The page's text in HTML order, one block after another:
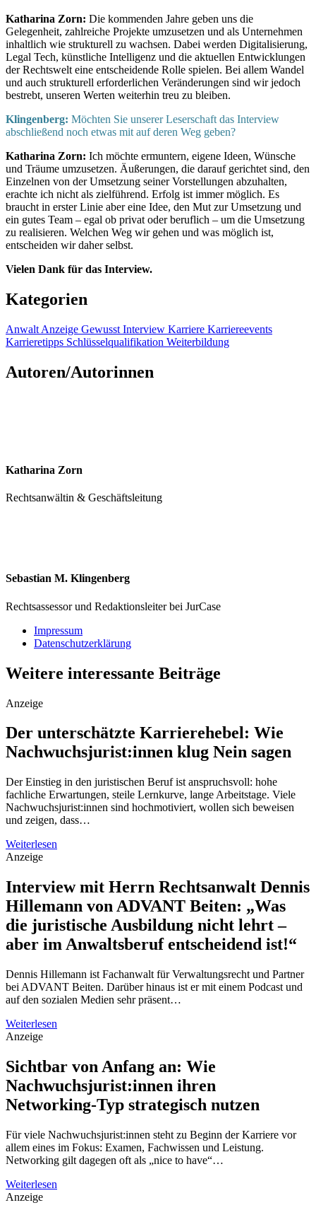
Katharina Zorn: Die kommenden Jahre geben uns die
Gelegenheit, zahlreiche Projekte umzusetzen und als Unternehmen
inhaltlich wie strukturell zu wachsen. Dabei werden Digitalisierung,
Legal Tech, künstliche Intelligenz und die aktuellen Entwicklungen
der Rechtswelt eine entscheidende Rolle spielen. Bei allem Wandel
und auch strukturell erforderlichen Veränderungen sind wir jedoch
bestrebt, unseren Werten weiterhin treu zu bleiben.
Klingenberg: Möchten Sie unserer Leserschaft das Interview
abschließend noch etwas mit auf deren Weg geben?
Katharina Zorn: Ich möchte ermuntern, eigene Ideen, Wünsche
und Träume umzusetzen. Äußerungen, die darauf gerichtet sind, den
Einzelnen von der Umsetzung seiner Vorstellungen abzuhalten,
erachte ich nicht als zielführend. Erfolg ist immer möglich. Es
braucht in erster Linie aber eine Idee, den Mut zur Umsetzung und
ein gutes Team – egal ob privat oder beruflich – um die Umsetzung
zu realisieren. Welchen Weg wir gehen und was möglich ist,
entscheiden wir daher selbst.
Vielen Dank für das Interview.
Kategorien
Anwalt Anzeige Gewusst Interview Karriere Karriereevents
Karrieretipps Schlüsselqualifikation Weiterbildung
Autoren/Autorinnen
Katharina Zorn
Rechtsanwältin & Geschäftsleitung
Sebastian M. Klingenberg
Rechtsassessor und Redaktionsleiter bei JurCase
Impressum
Datenschutzerklärung
Weitere interessante Beiträge
Anzeige
Der unterschätzte Karrierehebel: Wie
Nachwuchsjurist:innen klug Nein sagen
Der Einstieg in den juristischen Beruf ist anspruchsvoll: hohe
fachliche Erwartungen, steile Lernkurve, lange Arbeitstage. Viele
Nachwuchsjurist:innen sind hochmotiviert, wollen sich beweisen
und zeigen, dass…
Weiterlesen
Anzeige
Interview mit Herrn Rechtsanwalt Dennis
Hillemann von ADVANT Beiten: „Was
die juristische Ausbildung nicht lehrt –
aber im Anwaltsberuf entscheidend ist!“
Dennis Hillemann ist Fachanwalt für Verwaltungsrecht und Partner
bei ADVANT Beiten. Darüber hinaus ist er mit einem Podcast und
auf den sozialen Medien sehr präsent…
Weiterlesen
Anzeige
Sichtbar von Anfang an: Wie
Nachwuchsjurist:innen ihren
Networking-Typ strategisch nutzen
Für viele Nachwuchsjurist:innen steht zu Beginn der Karriere vor
allem eines im Fokus: Examen, Fachwissen und Leistung.
Networking gilt dagegen oft als „nice to have“…
Weiterlesen
Anzeige